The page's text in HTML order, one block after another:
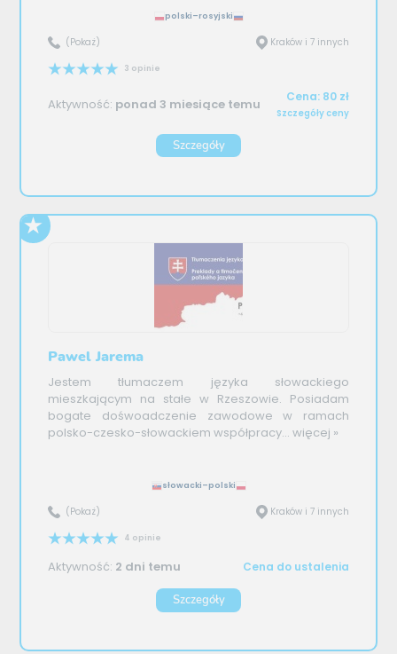
polski–rosyjski
(Pokaż) Kraków i 7 innych
3 opinie
Aktywność: ponad 3 miesiące temu Cena: 80 zł
Szczegóły ceny
Szczegóły
Pawel Jarema
Jestem tłumaczem języka słowackiego
mieszkającym na stałe w Rzeszowie. Posiadam
bogate dośwoadczenie zawodowe w ramach
polsko-czesko-słowackiem współpracy... więcej »
słowacki–polski
(Pokaż) Kraków i 7 innych
4 opinie
Aktywność: 2 dni temu Cena do ustalenia
Szczegóły